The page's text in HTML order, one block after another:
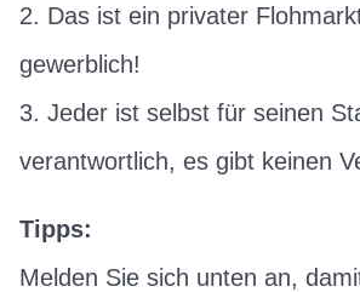
2. Das ist ein privater
gewerblich!
3. Jeder ist selbst für seinen
verantwortlich, es gibt keinen
Tipps:
Melden Sie sich unten an,